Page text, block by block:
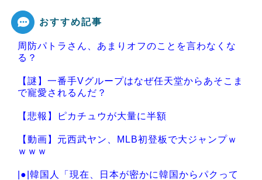
Powered by livedoor 相互RSS
おすすめ記事
周防パトラさん、あまりオフのことを言わなくな
る？
【謎】一番手Vグループはなぜ任天堂からあそこま
で寵愛されるんだ？
【悲報】ピカチュウが大量に半額
【動画】元西武ヤン、MLB初登板で大ジャンプｗ
ｗｗｗ
|●|韓国人「現在、日本が密かに韓国からパクって